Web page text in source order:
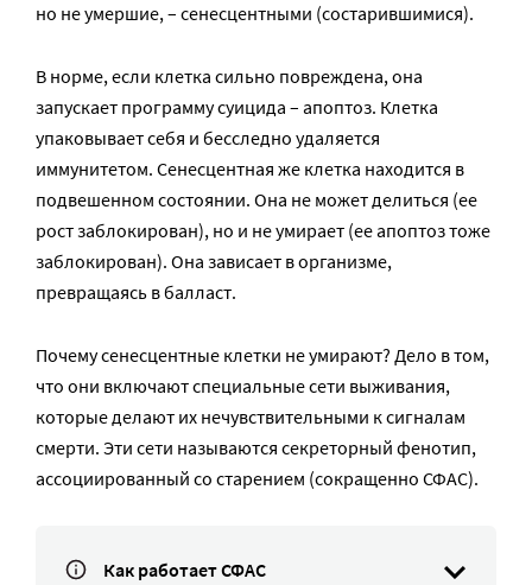
но не умершие, – сенесцентными (состарившимися).
В норме, если клетка сильно повреждена, она
запускает программу суицида – апоптоз. Клетка
упаковывает себя и бесследно удаляется
иммунитетом. Сенесцентная же клетка находится в
подвешенном состоянии. Она не может делиться (ее
рост заблокирован), но и не умирает (ее апоптоз тоже
заблокирован). Она зависает в организме,
превращаясь в балласт.
Почему сенесцентные клетки не умирают? Дело в том,
что они включают специальные сети выживания,
которые делают их нечувствительными к сигналам
смерти. Эти сети называются секреторный фенотип,
ассоциированный со старением (сокращенно СФАС).
Как работает СФАС